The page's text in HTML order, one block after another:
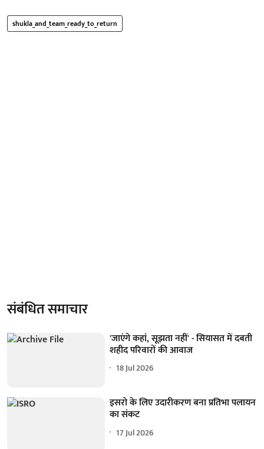
shukla_and_team_ready_to_return
संबंधित समाचार
'जाएंगे कहां, सूझता नहीं' - सियासत में दबती
शहीद परिवारों की आवाज
18 Jul 2026
इसरो के लिए उदारीकरण बना प्रतिभा पलायन
का संकट
17 Jul 2026